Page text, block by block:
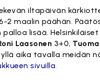
iltapäivän
2 maalin päähän.
palloa lisää.
Laasonen 3+0,
aika tavalla meidän
sivuilla.